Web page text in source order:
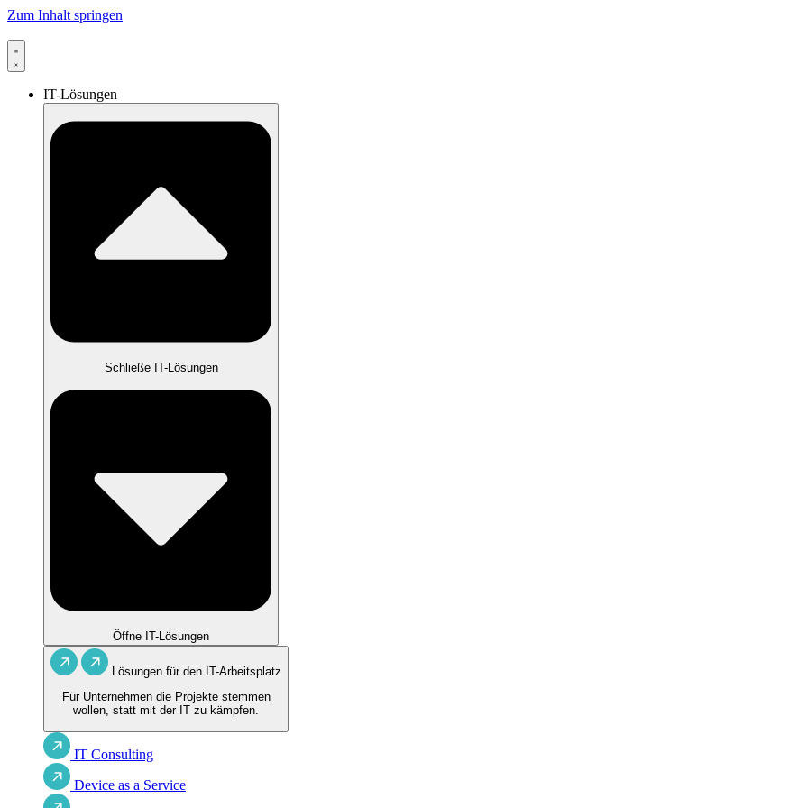
Zum Inhalt springen
IT-Lösungen
Schließe IT-Lösungen
Öffne IT-Lösungen
Lösungen für den IT-Arbeitsplatz
Für Unternehmen die Projekte stemmen
wollen, statt mit der IT zu kämpfen.
IT Consulting
Device as a Service